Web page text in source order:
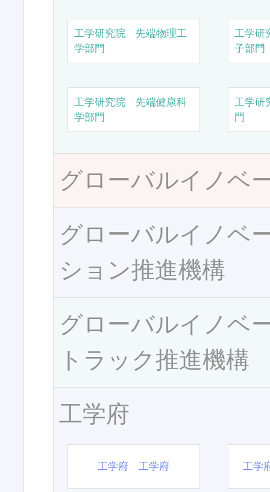
工学研究院 先端物理工
学部門
工学研
子部門
工学研究院 先端健康科
学部門
工学研
門
グローバルイノベ
グローバルイノベ
ション推進機構
グローバルイノベ
トラック推進機構
工学府
工学府 工学府 工学